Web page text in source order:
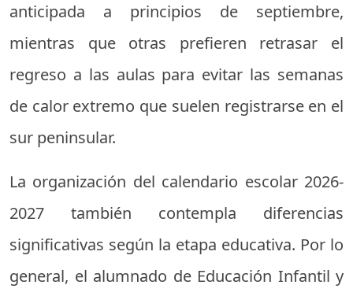
anticipada a principios de septiembre,
mientras que otras prefieren retrasar el
regreso a las aulas para evitar las semanas
de calor extremo que suelen registrarse en el
sur peninsular.
La organización del calendario escolar 2026-
2027 también contempla diferencias
significativas según la etapa educativa. Por lo
general, el alumnado de Educación Infantil y